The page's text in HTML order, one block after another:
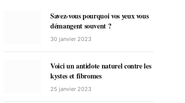
Savez-vous pourquoi vos yeux vous
démangent souvent ?
30 janvier 2023
Voici un antidote naturel contre les
kystes et fibromes
25 janvier 2023